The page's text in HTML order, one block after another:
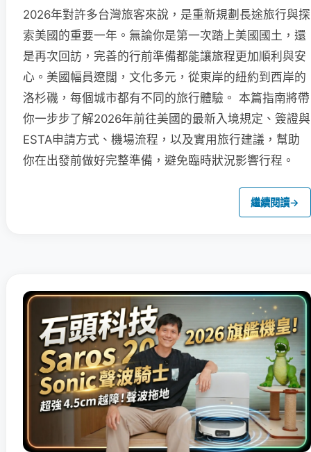
2026年對許多台灣旅客來說，是重新規劃長途旅行與探
索美國的重要一年。無論你是第一次踏上美國國土，還
是再次回訪，完善的行前準備都能讓旅程更加順利與安
心。美國幅員遼闊，文化多元，從東岸的紐約到西岸的
洛杉磯，每個城市都有不同的旅行體驗。 本篇指南將帶
你一步步了解2026年前往美國的最新入境規定、簽證與
ESTA申請方式、機場流程，以及實用旅行建議，幫助
你在出發前做好完整準備，避免臨時狀況影響行程。
繼續閱讀→